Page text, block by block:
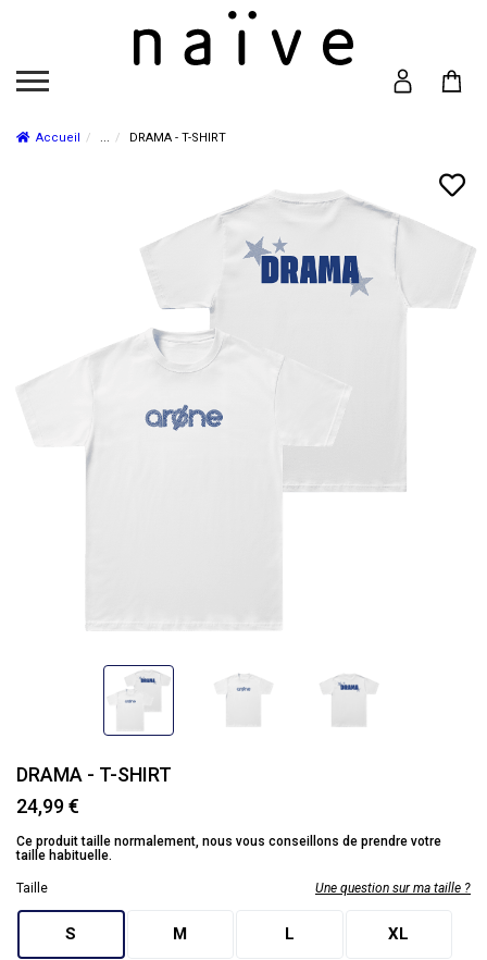
Accueil ... DRAMA - T-SHIRT
DRAMA - T-SHIRT
24,99 €
Ce produit taille normalement, nous vous conseillons de prendre votre
taille habituelle.
Taille Une question sur ma taille ?
S M L XL